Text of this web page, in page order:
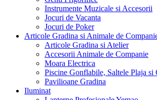
Instrumente Muzicale si Accesorii
Jocuri de Vacanta
Jocuri de Poker
Articole Gradina si Animale de
Articole Gradina si Atelier
Accesorii Animale de Companie
Moara Electrica
Piscine Gonflabile, Saltele Plaja si
Pavilioane Gradina
Iluminat